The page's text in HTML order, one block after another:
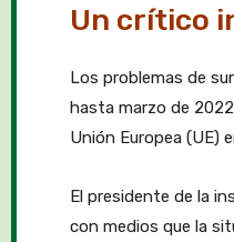
Un crítico
Los problemas de
hasta marzo de
Unión Europea (UE)
El presidente de la
con medios que la